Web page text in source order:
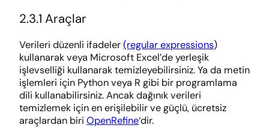
2.3.1 Araçlar
Verileri düzenli ifadeler(regular expressions)
kullanarak veya Microsoft Excel’de yerleşik
işlevselliği kullanarak temizleyebilirsiniz. Ya da metin
işlemleri için Python veya R gibi bir programlama
dili kullanabilirsiniz. Ancak dağınık verileri
temizlemek için en erişilebilir ve güçlü, ücretsiz
araçlardan biri OpenRefine‘dir.